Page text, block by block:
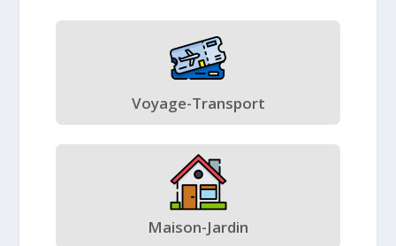
Voyage-Transport
Maison-Jardin